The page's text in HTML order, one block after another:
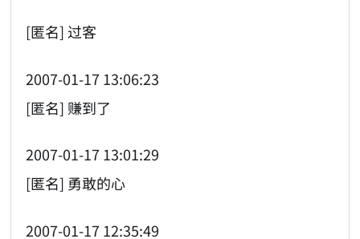
[匿名] 过客
2007-01-17 13:06:23
[匿名] 赚到了
2007-01-17 13:01:29
[匿名] 勇敢的心
2007-01-17 12:35:49